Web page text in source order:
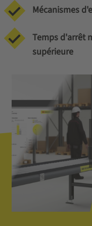
Mécanismes
Temps d'arrêt
supérieure